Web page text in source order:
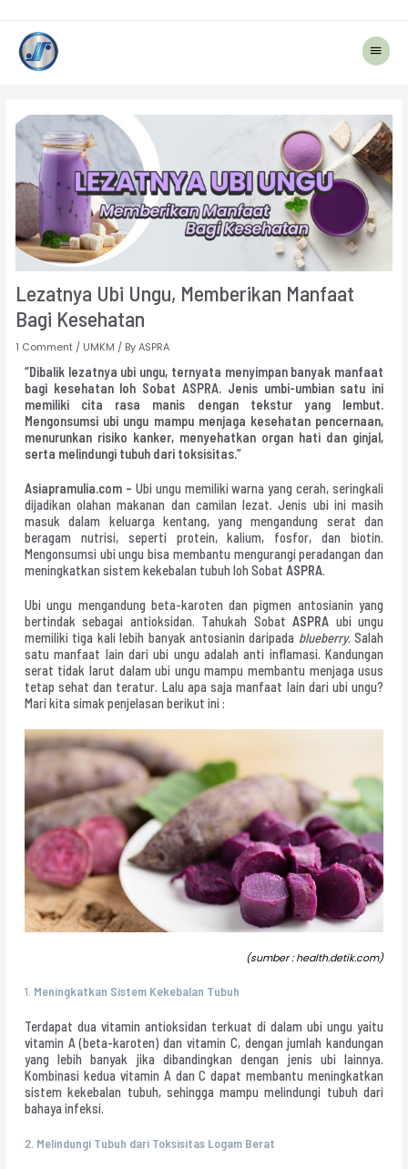
Main
Menu
Lezatnya Ubi Ungu, Memberikan Manfaat
Bagi Kesehatan
1 Comment / UMKM / By ASPRA
“Dibalik lezatnya ubi ungu, ternyata menyimpan banyak manfaat
bagi kesehatan loh Sobat ASPRA. Jenis umbi-umbian satu ini
memiliki cita rasa manis dengan tekstur yang lembut.
Mengonsumsi ubi ungu mampu menjaga kesehatan pencernaan,
menurunkan risiko kanker, menyehatkan organ hati dan ginjal,
serta melindungi tubuh dari toksisitas.”
Asiapramulia.com – Ubi ungu memiliki warna yang cerah, seringkali
dijadikan olahan makanan dan camilan lezat. Jenis ubi ini masih
masuk dalam keluarga kentang, yang mengandung serat dan
beragam nutrisi, seperti protein, kalium, fosfor, dan biotin.
Mengonsumsi ubi ungu bisa membantu mengurangi peradangan dan
meningkatkan sistem kekebalan tubuh loh Sobat ASPRA.
Ubi ungu mengandung beta-karoten dan pigmen antosianin yang
bertindak sebagai antioksidan. Tahukah SobatASPRA ubi ungu
memiliki tiga kali lebih banyak antosianin daripada blueberry. Salah
satu manfaat lain dari ubi ungu adalah anti inflamasi. Kandungan
serat tidak larut dalam ubi ungu mampu membantu menjaga usus
tetap sehat dan teratur. Lalu apa saja manfaat lain dari ubi ungu?
Mari kita simak penjelasan berikut ini :
(sumber : health.detik.com)
1. Meningkatkan Sistem Kekebalan Tubuh
Terdapat dua vitamin antioksidan terkuat di dalam ubi ungu yaitu
vitamin A (beta-karoten) dan vitamin C, dengan jumlah kandungan
yang lebih banyak jika dibandingkan dengan jenis ubi lainnya.
Kombinasi kedua vitamin A dan C dapat membantu meningkatkan
sistem kekebalan tubuh, sehingga mampu melindungi tubuh dari
bahaya infeksi.
2. Melindungi Tubuh dari Toksisitas Logam Berat